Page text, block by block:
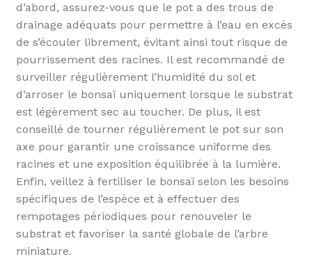
d’abord, assurez-vous que le pot a des trous de
drainage adéquats pour permettre à l’eau en excès
de s’écouler librement, évitant ainsi tout risque de
pourrissement des racines. Il est recommandé de
surveiller régulièrement l’humidité du sol et
d’arroser le bonsaï uniquement lorsque le substrat
est légèrement sec au toucher. De plus, il est
conseillé de tourner régulièrement le pot sur son
axe pour garantir une croissance uniforme des
racines et une exposition équilibrée à la lumière.
Enfin, veillez à fertiliser le bonsaï selon les besoins
spécifiques de l’espèce et à effectuer des
rempotages périodiques pour renouveler le
substrat et favoriser la santé globale de l’arbre
miniature.